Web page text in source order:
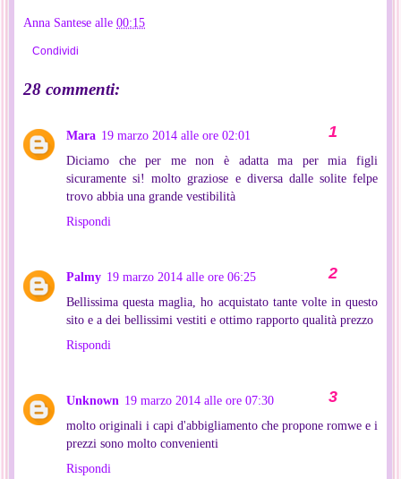
Anna Santese alle 00:15
Condividi
28 commenti:
Mara 19 marzo 2014 alle ore 02:01
Diciamo che per me non è adatta ma per mia figli
sicuramente si! molto graziose e diversa dalle solite felpe
trovo abbia una grande vestibilità
Rispondi
Palmy 19 marzo 2014 alle ore 06:25
Bellissima questa maglia, ho acquistato tante volte in questo
sito e a dei bellissimi vestiti e ottimo rapporto qualità prezzo
Rispondi
Unknown 19 marzo 2014 alle ore 07:30
molto originali i capi d'abbigliamento che propone romwe e i
prezzi sono molto convenienti
Rispondi